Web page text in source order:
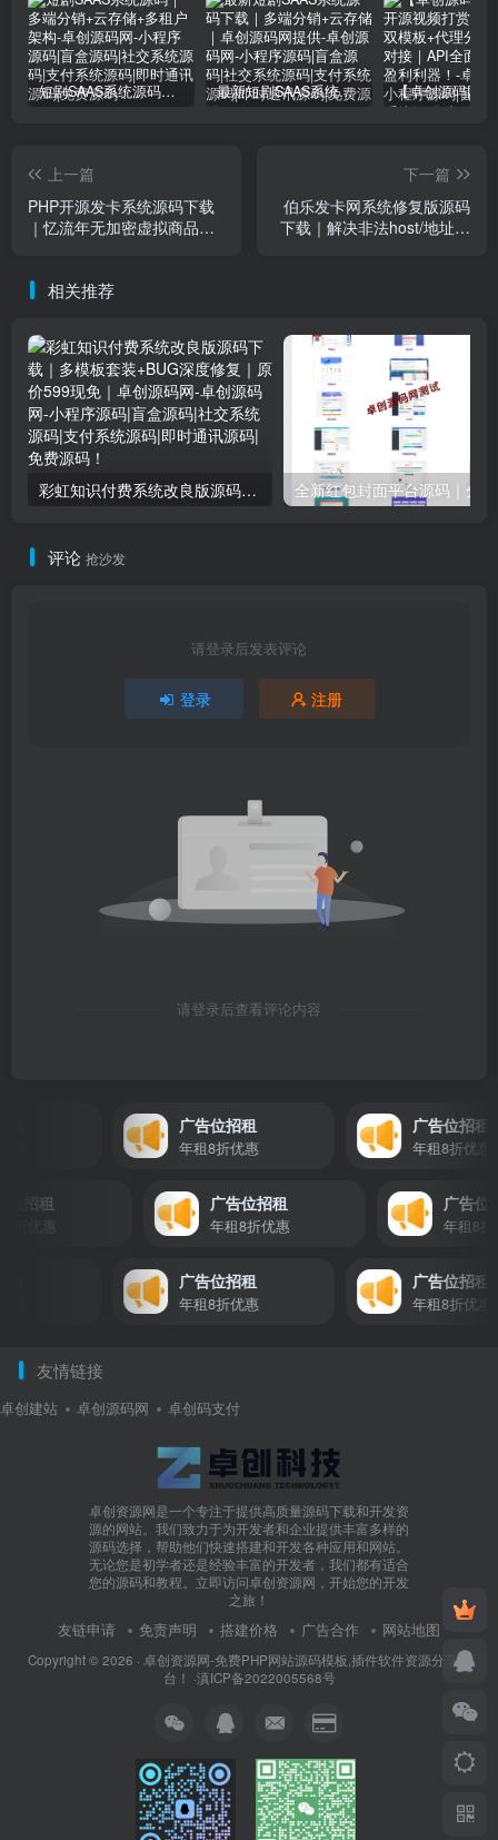
短剧SAAS系统源码｜多端分销+云存储+多租户架构 最新短剧SAAS系统源码下载｜多端分销+云存储｜卓创源码网提供
上一篇
PHP开源发卡系统源码下载
｜忆流年无加密虚拟商品平
下一篇
伯乐发卡网系统修复版源码
下载｜解决非法host/地址问
相关推荐
彩虹知识付费系统改良版源码下载｜多模板套装+BUG深度修复｜原价599现免｜卓创源码网
评论 抢沙发
请登录后发表评论
登录 注册
请登录后查看评论内容
广告位招租
年租8折优惠
广告位招租
年租8折优惠
告位招租
租8折优惠
广告位招租
年租8折优惠
广告
年租
广告位招租
年租8折优惠
广告位招租
年租8折优惠
友情链接
卓创建站 卓创源码网 卓创码支付
卓创资源网是一个专注于提供高质量源码下载和开发资
源的网站。我们致力于为开发者和企业提供丰富多样的
源码选择，帮助他们快速搭建和开发各种应用和网站。
无论您是初学者还是经验丰富的开发者，我们都有适合
您的源码和教程。立即访问卓创资源网，开始您的开发
之旅！
友链申请 免责声明 搭建价格 广告合作 网站地图
Copyright © 2026 · 卓创资源网-免费PHP网站源码模板,插件软件资源分享平
台！ ·滇ICP备2022005568号